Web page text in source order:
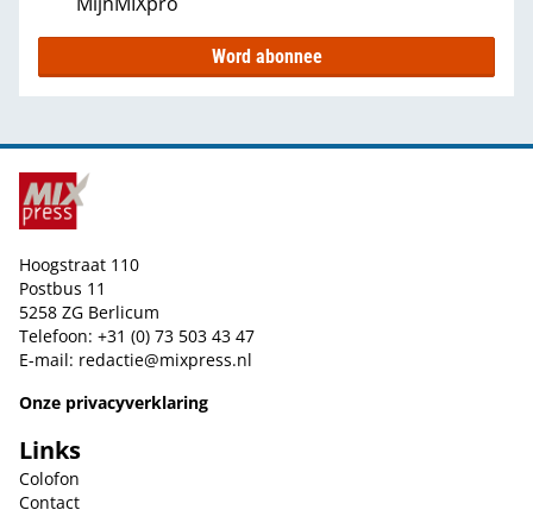
Word abonnee
Hoogstraat 110
Postbus 11
5258 ZG Berlicum
Telefoon: +31 (0) 73 503 43 47
E-mail: redactie@mixpress.nl
Onze privacyverklaring
Links
Colofon
Contact